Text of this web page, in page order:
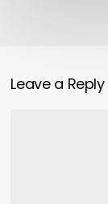
Leave a Reply